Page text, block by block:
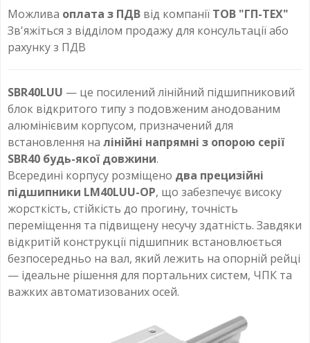
Можлива оплата з ПДВ від компанії ТОВ "ГП-ТЕХ"
Зв'яжіться з відділом продажу для консультації або
рахунку з ПДВ
SBR40LUU — це посилений лінійний підшипниковий
блок відкритого типу з подовженим анодованим
алюмінієвим корпусом, призначений для
встановлення на лінійні напрямні з опорою серії
SBR40 будь-якої довжини.
Всередині корпусу розміщено два прецизійні
підшипники LM40LUU-OP, що забезпечує високу
жорсткість, стійкість до прогину, точність
переміщення та підвищену несучу здатність. Завдяки
відкритій конструкції підшипник встановлюється
безпосередньо на вал, який лежить на опорній рейці
— ідеальне рішення для портальних систем, ЧПК та
важких автоматизованих осей.